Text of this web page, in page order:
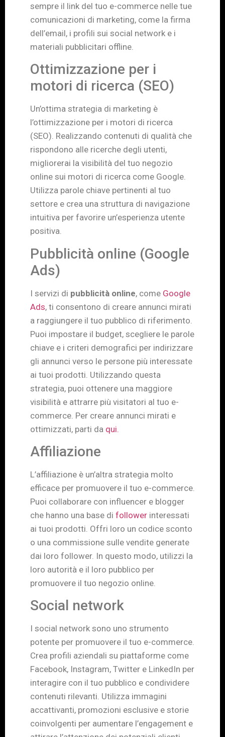
sempre il link del tuo e-commerce nelle tue
comunicazioni di marketing, come la firma
dell’email, i profili sui social network e i
materiali pubblicitari offline.
Ottimizzazione per i
motori di ricerca (SEO)
Un’ottima strategia di marketing è
l’ottimizzazione per i motori di ricerca
(SEO). Realizzando contenuti di qualità che
rispondono alle ricerche degli utenti,
migliorerai la visibilità del tuo negozio
online sui motori di ricerca come Google.
Utilizza parole chiave pertinenti al tuo
settore e crea una struttura di navigazione
intuitiva per favorire un’esperienza utente
positiva.
Pubblicità online (Google
Ads)
I servizi di pubblicità online, come Google
Ads, ti consentono di creare annunci mirati
a raggiungere il tuo pubblico di riferimento.
Puoi impostare il budget, scegliere le parole
chiave e i criteri demografici per indirizzare
gli annunci verso le persone più interessate
ai tuoi prodotti. Utilizzando questa
strategia, puoi ottenere una maggiore
visibilità e attrarre più visitatori al tuo e-
commerce. Per creare annunci mirati e
ottimizzati, parti da qui.
Affiliazione
L’affiliazione è un’altra strategia molto
efficace per promuovere il tuo e-commerce.
Puoi collaborare con influencer e blogger
che hanno una base di follower interessati
ai tuoi prodotti. Offri loro un codice sconto
o una commissione sulle vendite generate
dai loro follower. In questo modo, utilizzi la
loro autorità e il loro pubblico per
promuovere il tuo negozio online.
Social network
I social network sono uno strumento
potente per promuovere il tuo e-commerce.
Crea profili aziendali su piattaforme come
Facebook, Instagram, Twitter e LinkedIn per
interagire con il tuo pubblico e condividere
contenuti rilevanti. Utilizza immagini
accattivanti, promozioni esclusive e storie
coinvolgenti per aumentare l’engagement e